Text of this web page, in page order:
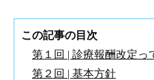
この記事の目次
第１回 | 診療報酬改定っ
第２回 | 基本方針